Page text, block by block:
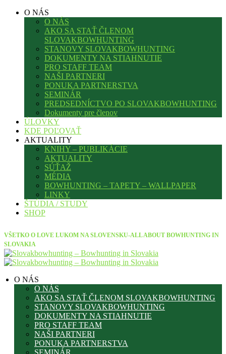
O NÁS
O NÁS
AKO SA STAŤ ČLENOM
SLOVAKBOWHUNTING
STANOVY SLOVAKBOWHUNTING
DOKUMENTY NA STIAHNUTIE
PRO STAFF TEAM
NAŠI PARTNERI
PONUKA PARTNERSTVA
SEMINÁR
PREDSEDNÍCTVO PO SLOVAKBOWHUNTING
Dokumenty pre členov
ÚLOVKY
KDE POĽOVAŤ
AKTUALITY
KNIHY – PUBLIKÁCIE
AKTUALITY
SÚŤAŽ
MÉDIA
BOWHUNTING – TAPETY – WALLPAPER
LINKY
ŠTÚDIA / STUDY
SHOP
VŠETKO O LOVE LUKOM NA SLOVENSKU-ALL ABOUT BOWHUNTING IN
SLOVAKIA
O NÁS
O NÁS
AKO SA STAŤ ČLENOM SLOVAKBOWHUNTING
STANOVY SLOVAKBOWHUNTING
DOKUMENTY NA STIAHNUTIE
PRO STAFF TEAM
NAŠI PARTNERI
PONUKA PARTNERSTVA
SEMINÁR